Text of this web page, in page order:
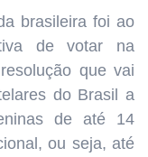
brasileira foi ao
de votar na
que vai
do Brasil a
de até 14
ou seja, até